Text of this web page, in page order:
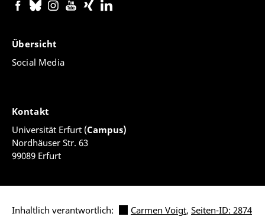
Übersicht
Social Media
Kontakt
Universität Erfurt (Campus)
Nordhäuser Str. 63
99089 Erfurt
Inhaltlich verantwortlich: Carmen Voigt, Seiten-ID: 2874